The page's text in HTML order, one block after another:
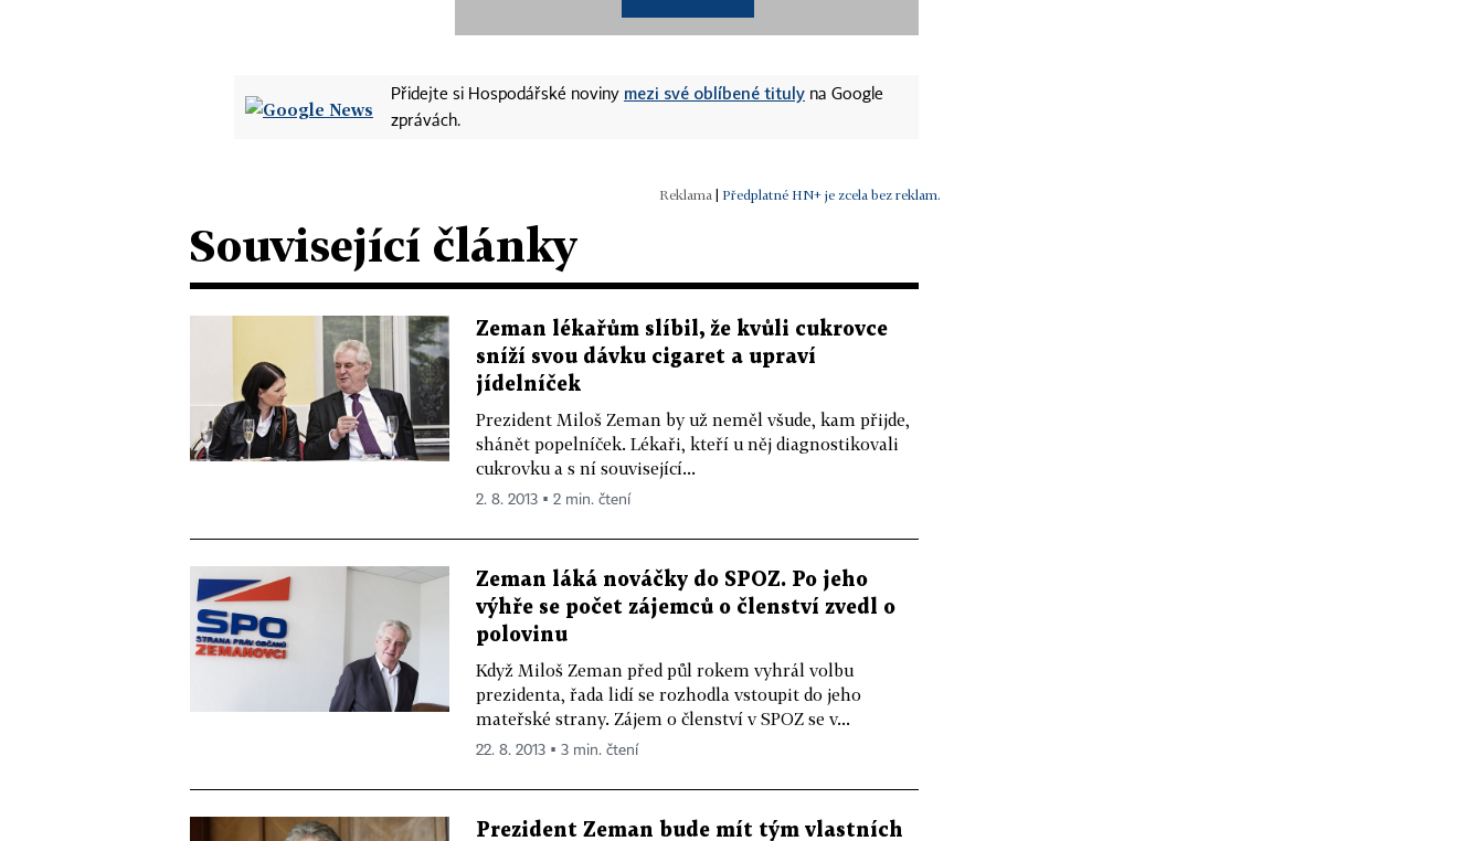
Přidejte si Hospodářské noviny mezi své oblíbené tituly na Google
zprávách.
| Předplatné HN+ je zcela bez reklam.
Související články
Zeman lékařům slíbil, že kvůli cukrovce
sníží svou dávku cigaret a upraví
jídelníček
Prezident Miloš Zeman by už neměl všude, kam přijde,
shánět popelníček. Lékaři, kteří u něj diagnostikovali
cukrovku a s ní související...
2. 8. 2013 ▪ 2 min. čtení
Zeman láká nováčky do SPOZ. Po jeho
výhře se počet zájemců o členství zvedl o
polovinu
Když Miloš Zeman před půl rokem vyhrál volbu
prezidenta, řada lidí se rozhodla vstoupit do jeho
mateřské strany. Zájem o členství v SPOZ se v...
22. 8. 2013 ▪ 3 min. čtení
Prezident Zeman bude mít tým vlastních